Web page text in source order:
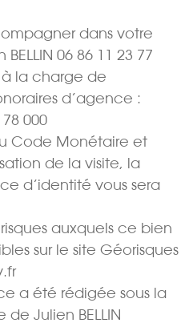
dans votre
06 86 11 23 77
à la charge de
d’agence :
000 
Code Monétaire et
de la visite, la
d’identité vous sera
auxquels ce bien
sur le site Géorisques
a été rédigée sous la
Julien BELLIN